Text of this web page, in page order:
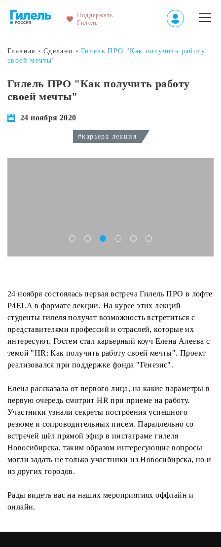
Поддержать
Гилель
Главная Сделано
Гилель ПРО "Как получить работу
своей мечты"
Гилель ПРО "Как получить работу
своей мечты"
24 ноября 2020
#карьера лекция
24 ноября состоялась первая встреча Гилель ПРО в лофте
Р4ЕLА в формате лекции. На курсе этих лекций
студенты гилеля получат возможность встретиться с
представителями профессий и отраслей, которые их
интересуют. Гостем стал карьерный коуч Елена Алеева с
темой "HR: Как получить работу своей мечты". Проект
реализовался при поддержке фонда "Генезис".
Елена рассказала от первого лица, на какие параметры в
первую очередь смотрит HR при приеме на работу.
Участники узнали секреты построения успешного
резюме и сопроводительных писем. Параллельно со
встречей шёл прямой эфир в инстаграме гилеля
Новосибирска, таким образом интересующие вопросы
могли задать не только участники из Новосибирска, но и
из других городов.
Рады видеть вас на наших мероприятиях оффлайн и
онлайн.